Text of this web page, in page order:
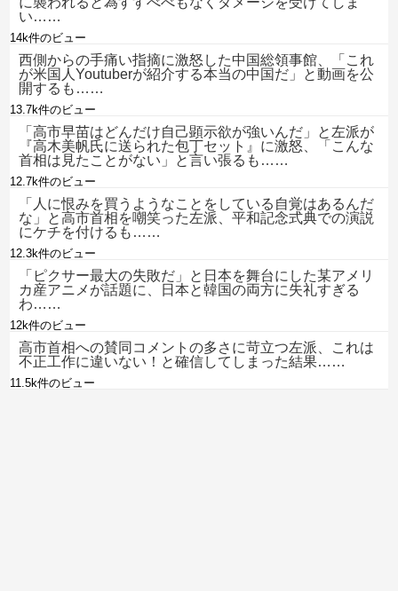
い……
14k件のビュー
西側からの手痛い指摘に激怒した中国総領事館、「これ
が米国人Youtuberが紹介する本当の中国だ」と動画を公
開するも……
13.7k件のビュー
「高市早苗はどんだけ自己顕示欲が強いんだ」と左派が
『高木美帆氏に送られた包丁セット』に激怒、「こんな
首相は見たことがない」と言い張るも……
12.7k件のビュー
「人に恨みを買うようなことをしている自覚はあるんだ
な」と高市首相を嘲笑った左派、平和記念式典での演説
にケチを付けるも……
12.3k件のビュー
「ピクサー最大の失敗だ」と日本を舞台にした某アメリ
カ産アニメが話題に、日本と韓国の両方に失礼すぎる
わ……
12k件のビュー
高市首相への賛同コメントの多さに苛立つ左派、これは
不正工作に違いない！と確信してしまった結果……
11.5k件のビュー